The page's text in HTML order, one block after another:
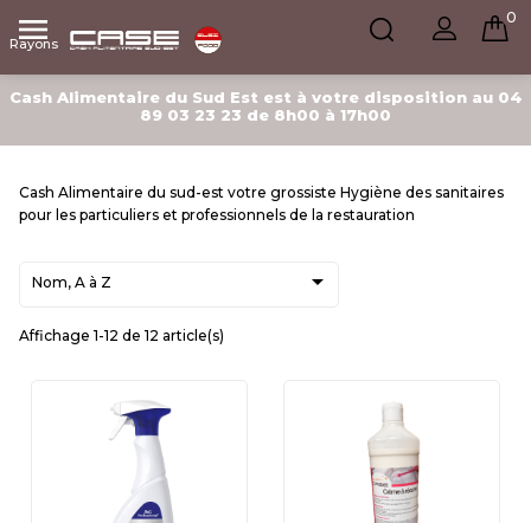

Rayons
0
Cash Alimentaire du Sud Est est à votre disposition au 04
89 03 23 23 de 8h00 à 17h00
Cash Alimentaire du sud-est votre grossiste Hygiène des sanitaires
pour les particuliers et professionnels de la restauration
Nom, A à Z 
Affichage 1-12 de 12 article(s)